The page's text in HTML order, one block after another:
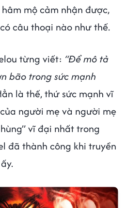
mộ cảm nhận được,
câu thoại nào như thế.
từng viết: “Để mô tả
bão trong sức mạnh
là thế, thứ sức mạnh vĩ
người mẹ và người mẹ
vĩ đại nhất trong
đã thành công khi truyền